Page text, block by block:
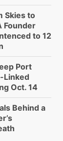
Skies to
Founder
to 12
Port
Linked
Oct. 14
Behind a